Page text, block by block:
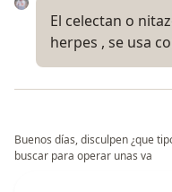
El celectan o
herpes , se usa
Buenos días, disculpen ¿que
buscar para operar unas va